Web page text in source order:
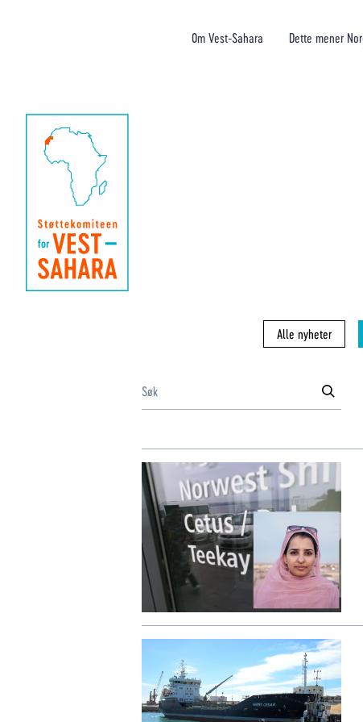
Om Vest-Sahara Dette mener
Alle nyheter